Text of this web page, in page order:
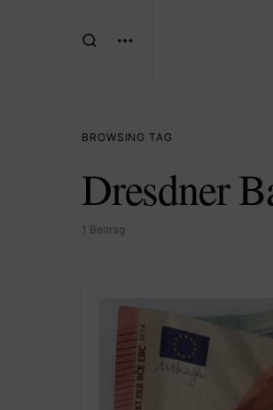
BROWSING TAG
Dresdner
1 Beitrag